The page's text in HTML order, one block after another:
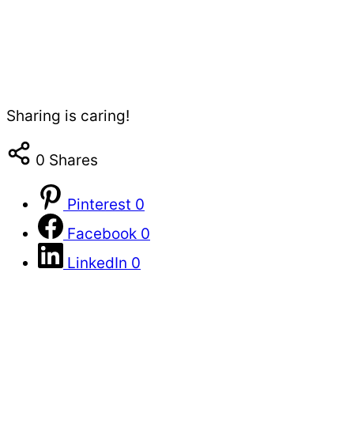
Sharing is caring!
0 Shares
Pinterest 0
Facebook 0
LinkedIn 0